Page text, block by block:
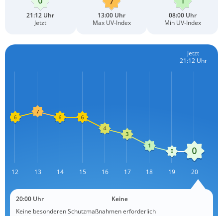
21:12 Uhr
Jetzt
13:00 Uhr
Max UV-Index
08:00 Uhr
Min UV-Index
Jetzt
21:12 Uhr
12 13 14 15 16 17 18 19 20
20:00 Uhr
Keine
Keine besonderen Schutzmaßnahmen erforderlich